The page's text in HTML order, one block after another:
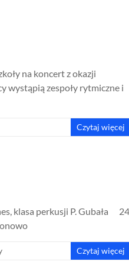
na koncert z okazji
wystąpią zespoły rytmiczne i
Czytaj więcej
klasa perkusji P. Gubała 24
Czytaj więcej